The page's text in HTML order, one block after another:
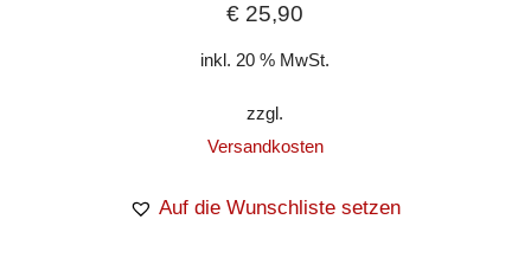
€ 25,90
inkl. 20 % MwSt.
zzgl.
Versandkosten
Auf die Wunschliste setzen